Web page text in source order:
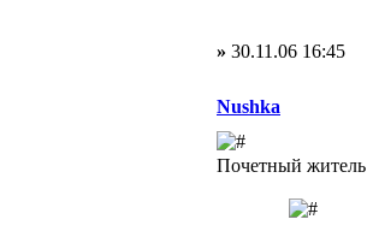
» 30.11.06 16:45
Nushka
Почетный житель